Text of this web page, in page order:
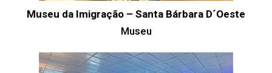
Museu da Imigração – Santa Bárbara D´Oeste
Museu